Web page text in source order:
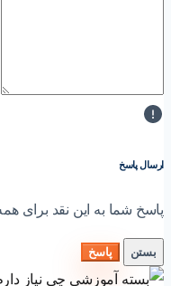
ارسال پاسخ
پاسخ شما به این نقد برای
بستن پاسخ